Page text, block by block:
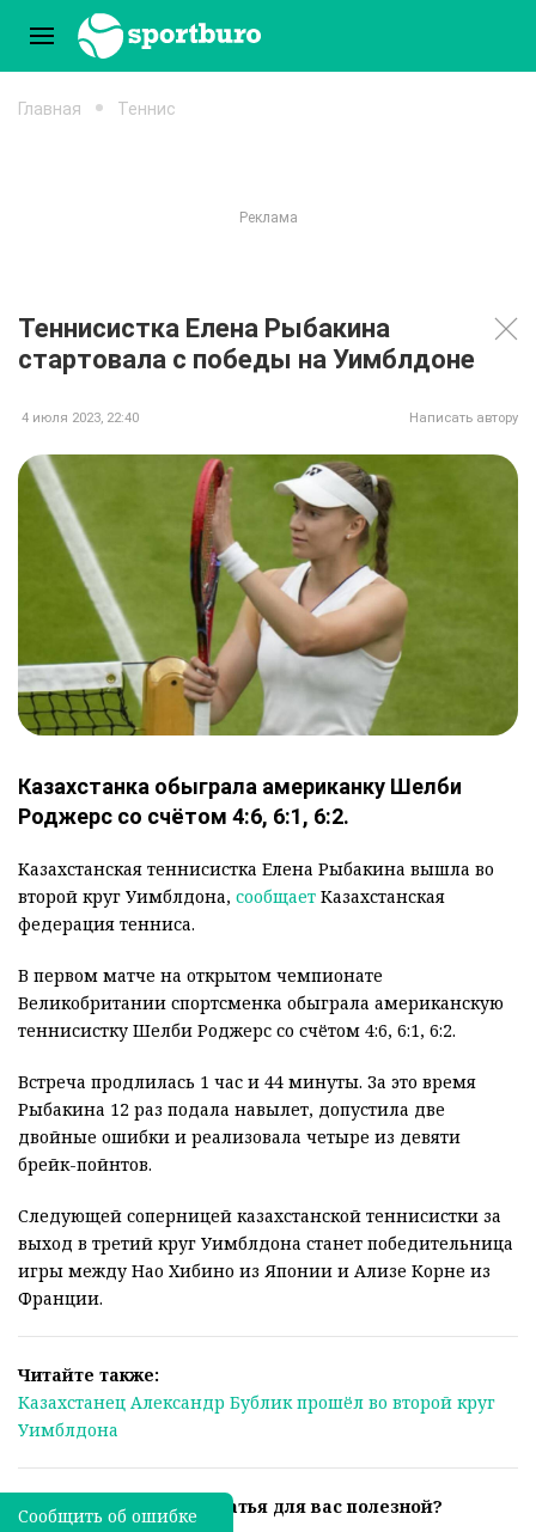
Главная Теннис
Теннисистка Елена Рыбакина
стартовала с победы на Уимблдоне
4 июля 2023, 22:40 Написать автору
Казахстанка обыграла американку Шелби
Роджерс со счётом 4:6, 6:1, 6:2.
Казахстанская теннисистка Елена Рыбакина вышла во
второй круг Уимблдона, сообщает Казахстанская
федерация тенниса.
В первом матче на открытом чемпионате
Великобритании спортсменка обыграла американскую
теннисистку Шелби Роджерс со счётом 4:6, 6:1, 6:2.
Встреча продлилась 1 час и 44 минуты. За это время
Рыбакина 12 раз подала навылет, допустила две
двойные ошибки и реализовала четыре из девяти
брейк-пойнтов.
Следующей соперницей казахстанской теннисистки за
выход в третий круг Уимблдона станет победительница
игры между Нао Хибино из Японии и Ализе Корне из
Франции.
Читайте также:
Казахстанец Александр Бублик прошёл во второй круг
Уимблдона
Была ли эта статья для вас полезной?
Сообщить об ошибке